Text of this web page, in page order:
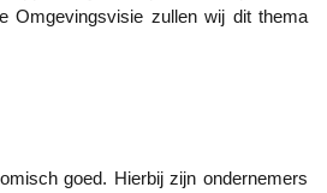
Omgevingsvisie zullen wij dit thema